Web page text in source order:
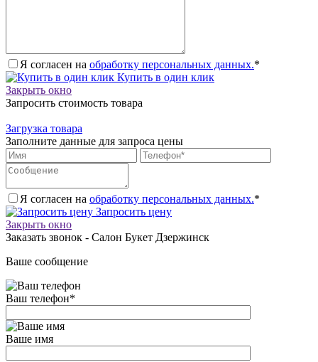
Я согласен на обработку персональных данных.*
Купить в один клик
Закрыть окно
Запросить стоимость товара
Загрузка товара
Заполните данные для запроса цены
Я согласен на обработку персональных данных.*
Запросить цену
Закрыть окно
Заказать звонок - Салон Букет Дзержинск
Ваше сообщение
Ваш телефон*
Ваше имя